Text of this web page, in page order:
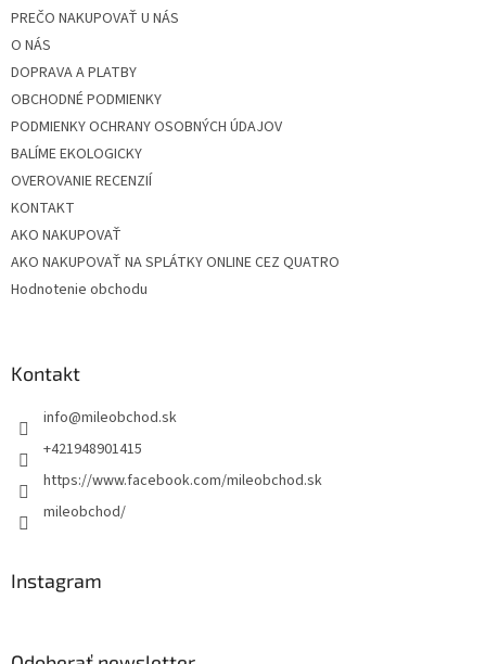
PREČO NAKUPOVAŤ U NÁS
O NÁS
DOPRAVA A PLATBY
OBCHODNÉ PODMIENKY
PODMIENKY OCHRANY OSOBNÝCH ÚDAJOV
BALÍME EKOLOGICKY
OVEROVANIE RECENZIÍ
KONTAKT
AKO NAKUPOVAŤ
AKO NAKUPOVAŤ NA SPLÁTKY ONLINE CEZ QUATRO
Hodnotenie obchodu
Kontakt
info@mileobchod.sk
+421948901415
https://www.facebook.com/mileobchod.sk
mileobchod/
Instagram